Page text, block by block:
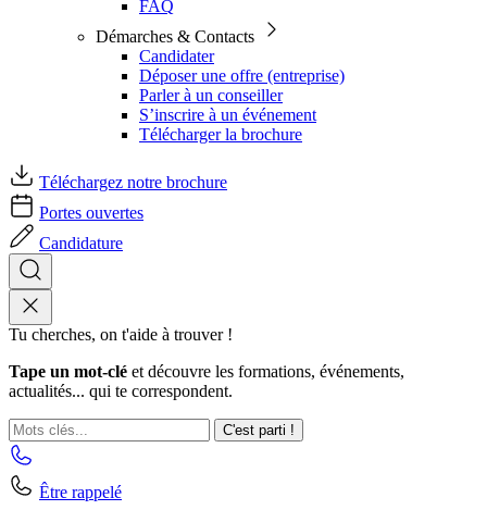
FAQ
Démarches & Contacts
Candidater
Déposer une offre (entreprise)
Parler à un conseiller
S’inscrire à un événement
Télécharger la brochure
Téléchargez notre brochure
Portes ouvertes
Candidature
Tu cherches, on t'aide à trouver !
Tape un mot-clé et découvre les formations, événements,
actualités... qui te correspondent.
C'est parti !
Être rappelé